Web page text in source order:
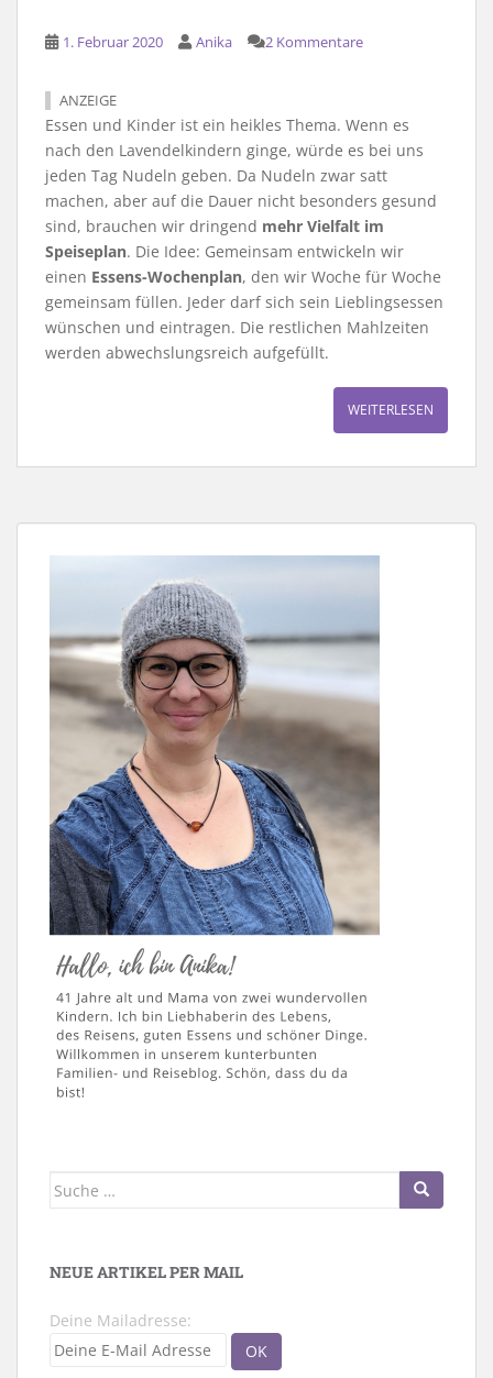
1. Februar 2020 Anika 2 Kommentare
ANZEIGE
Essen und Kinder ist ein heikles Thema. Wenn es
nach den Lavendelkindern ginge, würde es bei uns
jeden Tag Nudeln geben. Da Nudeln zwar satt
machen, aber auf die Dauer nicht besonders gesund
sind, brauchen wir dringend mehr Vielfalt im
Speiseplan. Die Idee: Gemeinsam entwickeln wir
einen Essens-Wochenplan, den wir Woche für Woche
gemeinsam füllen. Jeder darf sich sein Lieblingsessen
wünschen und eintragen. Die restlichen Mahlzeiten
werden abwechslungsreich aufgefüllt.
WEITERLESEN
Suche
NEUE ARTIKEL PER MAIL
Deine Mailadresse: